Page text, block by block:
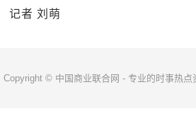
记者 刘萌
Copyright © 中国商业联合网 - 专业的时事热